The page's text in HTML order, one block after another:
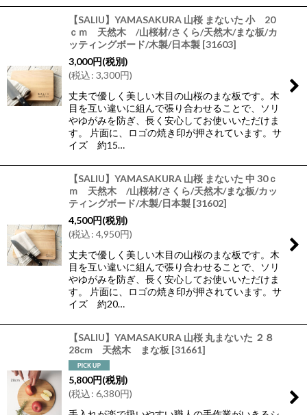
【SALIU】YAMASAKURA 山桜 まないた 小 20
ｃｍ 天然木 /山桜材/さくら/天然木/まな板/カ
ッティングボード/木製/日本製 [31603]
3,000円(税別)
(税込: 3,300円)
丈夫で優しく美しい木目の山桜のまな板です。木
目を互い違いに組んで張り合わせることで、ソリ
やゆがみを防ぎ、長く安心してお使いいただけま
す。 片面に、ロゴの焼き印が押されています。サ
イズ 約15…
【SALIU】YAMASAKURA 山桜 まないた 中 30ｃ
ｍ 天然木 /山桜材/さくら/天然木/まな板/カッ
ティングボード/木製/日本製 [31602]
4,500円(税別)
(税込: 4,950円)
丈夫で優しく美しい木目の山桜のまな板です。木
目を互い違いに組んで張り合わせることで、ソリ
やゆがみを防ぎ、長く安心してお使いいただけま
す。 片面に、ロゴの焼き印が押されています。サ
イズ 約20…
【SALIU】YAMASAKURA 山桜 丸まないた ２８
28cm 天然木 まな板 [31661]
5,800円(税別)
(税込: 6,380円)